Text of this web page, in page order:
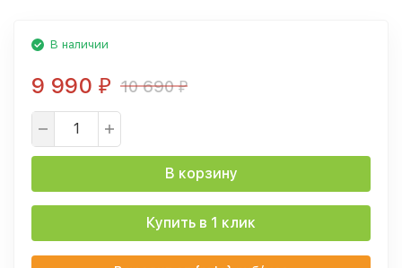
В наличии
9 990 ₽ 10 690₽
В корзину
Купить в 1 клик